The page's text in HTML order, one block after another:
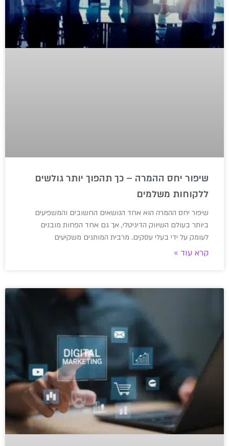
שיפור יחס ההמרה – כך תהפוך יותר גולשים
ללקוחות משלמים
שיפור יחס ההמרה הוא אחד הנושאים החשובים והמשפיעים
ביותר בעולם השיווק הדיגיטלי, אך גם אחד הפחות מובנים
לעומק על ידי בעלי עסקים. מרבית המותגים משקיעים
קרא עוד »